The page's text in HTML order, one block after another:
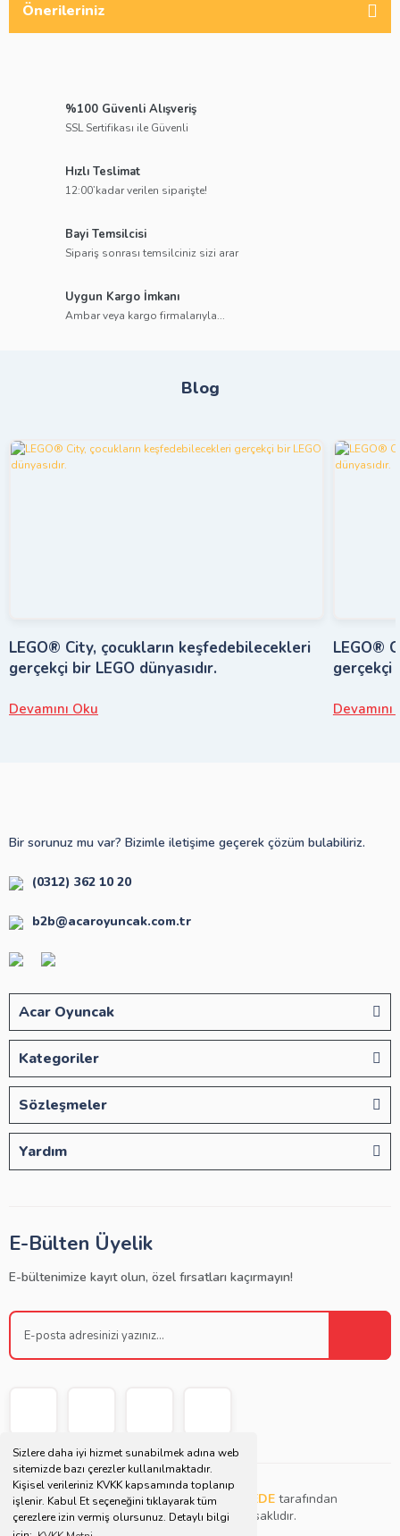
Sizlere daha iyi hizmet sunabilmek adına web
sitemizde bazı çerezler kullanılmaktadır.
Kişisel verileriniz KVKK kapsamında toplanıp
işlenir. Kabul Et seçeneğini tıklayarak tüm
çerezlere izin vermiş olursunuz. Detaylı bilgi
Önerileriniz
%100 Güvenli Alışveriş
SSL Sertifikası ile Güvenli
Hızlı Teslimat
12:00’kadar verilen siparişte!
Bayi Temsilcisi
Sipariş sonrası temsilciniz sizi arar
Uygun Kargo İmkanı
Ambar veya kargo firmalarıyla...
Blog
LEGO® City, çocukların keşfedebilecekleri
gerçekçi bir LEGO dünyasıdır.
Devamını Oku
LEGO®
gerçekçi
Devamını
Bir sorunuz mu var? Bizimle iletişime geçerek çözüm bulabiliriz.
(0312) 362 10 20
b2b@acaroyuncak.com.tr
Acar Oyuncak
Kategoriler
Sözleşmeler
Yardım
E-Bülten Üyelik
E-bültenimize kayıt olun, özel fırsatları kaçırmayın!
Copyright © 2021 | Bu websitesiMüjdat DEDE tarafından
tasarlanmış ve düzenlenmiştir. Tüm hakları saklıdır.